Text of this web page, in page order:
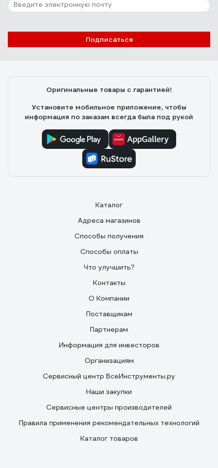
Подписаться
Оригинальные товары с гарантией!
Установите мобильное приложение, чтобы
информация по заказам всегда была под рукой
Каталог
Адреса магазинов
Способы получения
Способы оплаты
Что улучшить?
Контакты
О Компании
Поставщикам
Партнерам
Информация для инвесторов
Организациям
Сервисный центр ВсеИнструменты.ру
Наши закупки
Сервисные центры производителей
Правила применения рекомендательных технологий
Каталог товаров